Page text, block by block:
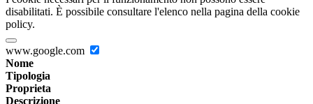
disabilitati. È possibile consultare l'elenco nella pagina della cookie
policy.
www.google.com
Nome
Tipologia
Proprieta
Descrizione